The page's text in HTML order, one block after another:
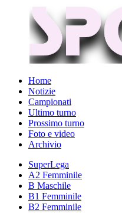
Home
Notizie
Campionati
Ultimo turno
Prossimo turno
Foto e video
Archivio
SuperLega
A2 Femminile
B Maschile
B1 Femminile
B2 Femminile